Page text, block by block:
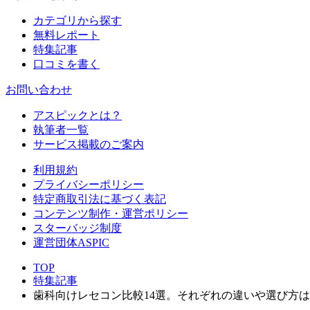
カテゴリから探す
無料レポート
特集記事
口コミを書く
お問い合わせ
アスピックとは？
執筆者一覧
サービス掲載のご案内
利用規約
プライバシーポリシー
特定商取引法に基づく表記
コンテンツ制作・運営ポリシー
スターバッジ制度
運営団体ASPIC
TOP
特集記事
歯科向けレセコン比較14選。それぞれの違いや選び方